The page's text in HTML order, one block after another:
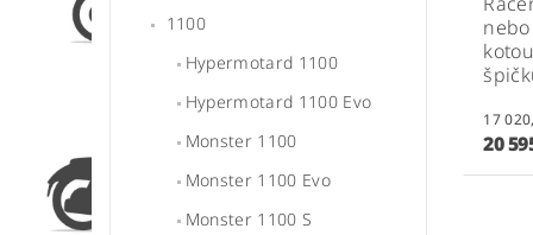
1100
Hypermotard 1100
Hypermotard 1100 Evo
Monster 1100
Monster 1100 Evo
Monster 1100 S
20